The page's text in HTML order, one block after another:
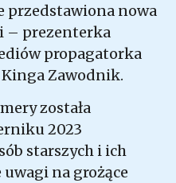
przedstawiona nowa
– prezenterka
propagatorka
Zawodnik.
została
2023
starszych i ich
na grożące